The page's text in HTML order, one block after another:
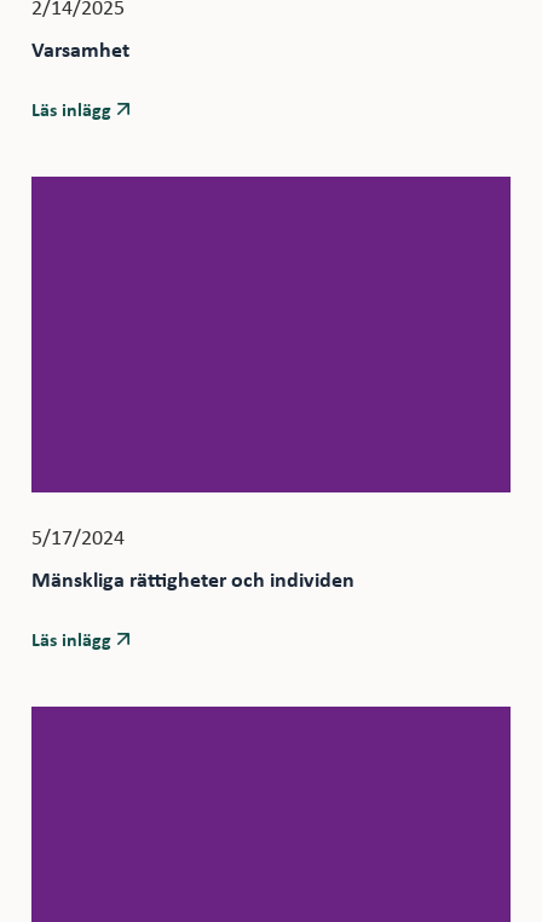
2/14/2025
Varsamhet
Läs inlägg
5/17/2024
Mänskliga rättigheter och individen
Läs inlägg